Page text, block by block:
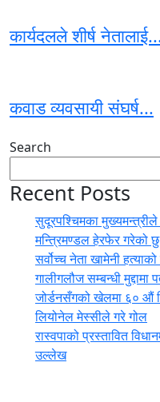
कार्यदलले शीर्ष
कवाड व्यवसायी संघर्ष...
Search
Recent Posts
सुदूरपश्चिमका
मन्त्रिमण्डल हेरफेर गरेको छु
सर्वोच्च नेता खामेनी
गालीगलौज सम्बन्धी
जोर्डनसँगको खेलमा ६० औं
लियोनेल मेस्सीले गरे गोल
रास्वपाको प्रस्तावित
उल्लेख